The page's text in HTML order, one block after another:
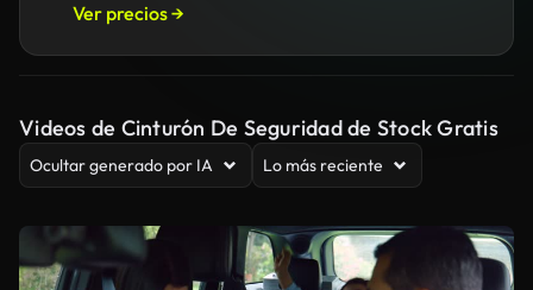
Ver precios →
Videos de Cinturón De Seguridad de Stock Gratis
Ocultar generado por IA Lo más reciente